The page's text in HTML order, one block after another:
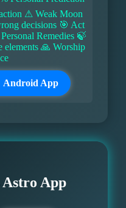
⚠ Weak Moon
decisions 🎯 Act
Remedies 🍃
🙏 Worship
Android App
Astro App